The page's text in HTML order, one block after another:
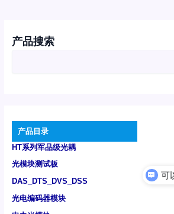
产品搜索
产品目录
HT系列军品级光耦
光模块测试板
DAS_DTS_DVS_DSS
光电编码器模块